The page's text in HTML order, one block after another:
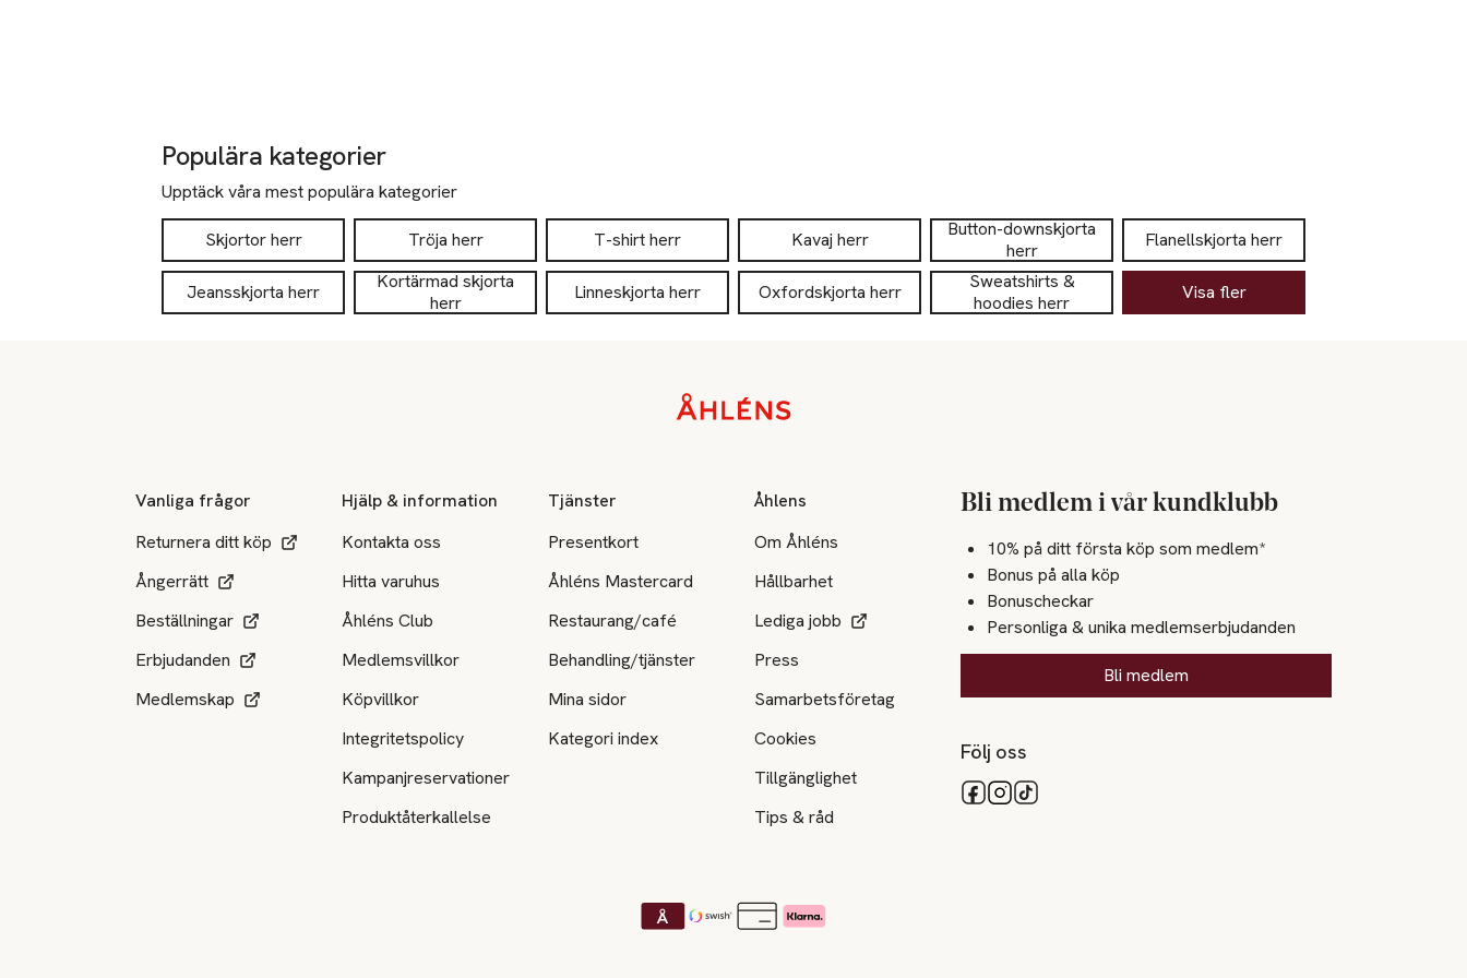
Populära kategorier
Upptäck våra mest populära kategorier
Skjortor herr Tröja herr T-shirt herr Kavaj herr
Button-downskjorta
herr
Flanellskjorta herr
Jeansskjorta herr
Kortärmad skjorta
herr
Linneskjorta herr Oxfordskjorta herr
Sweatshirts &
hoodies herr
Visa fler
Vanliga frågor
Returnera ditt köp
Ångerrätt
Beställningar
Erbjudanden
Medlemskap
Hjälp & information
Kontakta oss
Hitta varuhus
Åhléns Club
Medlemsvillkor
Köpvillkor
Integritetspolicy
Kampanjreservationer
Produktåterkallelse
Tjänster
Presentkort
Åhléns Mastercard
Restaurang/café
Behandling/tjänster
Mina sidor
Kategori index
Åhlens
Om Åhléns
Hållbarhet
Lediga jobb
Press
Samarbetsföretag
Cookies
Tillgänglighet
Tips & råd
Bli medlem i vår kundklubb
10% på ditt första köp som medlem*
Bonus på alla köp
Bonuscheckar
Personliga & unika medlemserbjudanden
Bli medlem
Följ oss